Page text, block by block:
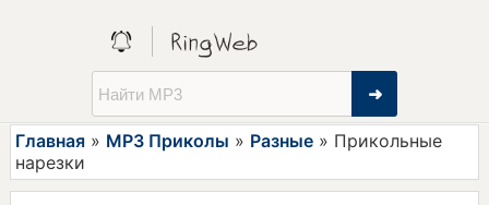
➜
Главная » MP3 Приколы » Разные » Прикольные
нарезки